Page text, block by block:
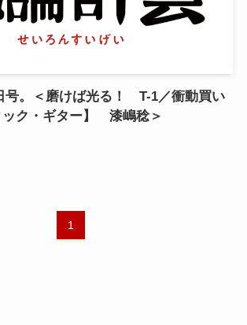
号。＜磨けば光る！ T-1／衝動買い
ック・ギター】 漆嶋稔＞
1